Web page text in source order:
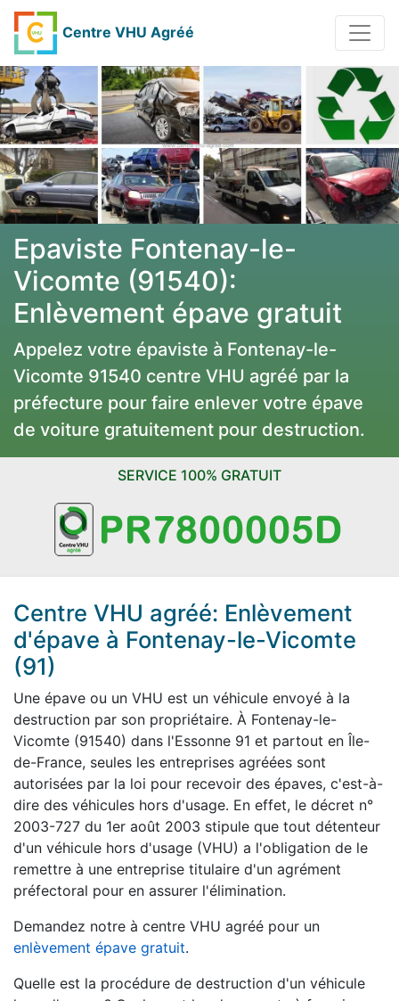
Centre VHU Agréé
Epaviste Fontenay-le-
Vicomte (91540):
Enlèvement épave gratuit
Appelez votre épaviste à Fontenay-le-
Vicomte 91540 centre VHU agréé par la
préfecture pour faire enlever votre épave
de voiture gratuitement pour destruction.
SERVICE 100% GRATUIT
Centre VHU agréé: Enlèvement
d'épave à Fontenay-le-Vicomte
(91)
Une épave ou un VHU est un véhicule envoyé à la
destruction par son propriétaire. À Fontenay-le-
Vicomte (91540) dans l'Essonne 91 et partout en Île-
de-France, seules les entreprises agréées sont
autorisées par la loi pour recevoir des épaves, c'est-à-
dire des véhicules hors d'usage. En effet, le décret n°
2003-727 du 1er août 2003 stipule que tout détenteur
d'un véhicule hors d'usage (VHU) a l'obligation de le
remettre à une entreprise titulaire d'un agrément
préfectoral pour en assurer l'élimination.
Demandez notre à centre VHU agréé pour un
enlèvement épave gratuit.
Quelle est la procédure de destruction d'un véhicule